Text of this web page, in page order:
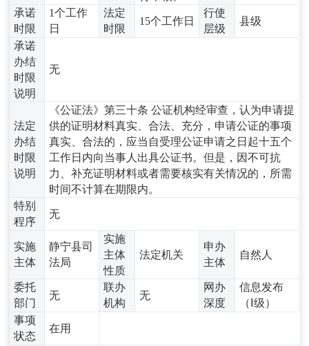
承诺
时限
1个工作
日
法定
时限
15个工作日
行使
层级
县级
承诺
办结
时限
说明
无
法定
办结
时限
说明
《公证法》第三十条 公证机构经审查，认为申请提
供的证明材料真实、合法、充分，申请公证的事项
真实、合法的，应当自受理公证申请之日起十五个
工作日内向当事人出具公证书。但是，因不可抗
力、补充证明材料或者需要核实有关情况的，所需
时间不计算在期限内。
特别
程序
无
实施
主体
静宁县司
法局
实施
主体
性质
法定机关
申办
主体
自然人
委托
部门
无
联办
机构
无
网办
深度
信息发布
（Ⅰ级）
事项
状态
在用